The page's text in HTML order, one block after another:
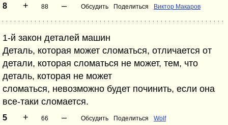
8 + 88 – Обсудить Поделиться Виктор Макаров
1-й закон деталей машин
Деталь, которая может сломаться, отличается от
детали, которая сломаться не может, тем, что
деталь, которая не может
сломаться, невозможно будет починить, если она
все-таки сломается.
5 + 66 – Обсудить Поделиться Wolf